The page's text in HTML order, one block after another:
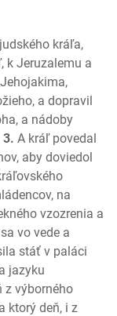
kráľa,
k Jeruzalemu a
a dopravil
a nádoby
3. A kráľ povedal
aby doviedol
na
vzozrenia a
vo vede a
stáť v paláci
jazyku
z výborného
ktorý deň, i z